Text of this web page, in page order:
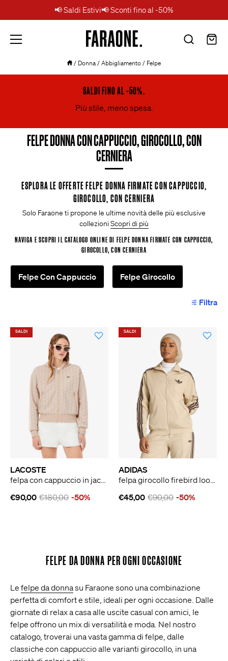
al
📢 Saldi Estivi📢 Sconti fino al -50%
Faraone.
/ Donna/Abbigliamento/ Felpe
SALDI FINO AL -50%.
Più stile, meno spesa.
FELPE DONNA CON CAPPUCCIO, GIROCOLLO, CON
CERNIERA
ESPLORA LE OFFERTE FELPE DONNA FIRMATE CON CAPPUCCIO,
GIROCOLLO, CON CERNIERA
Solo Faraone ti propone le ultime novità delle più esclusive
collezioniScopri di più
NAVIGA E SCOPRI IL CATALOGO ONLINE DI FELPE DONNA FIRMATE CON CAPPUCCIO,
GIROCOLLO, CON CERNIERA
Felpe Con Cappuccio Felpe Girocollo
Filtra
SALDI
LACOSTE
€90,00 €180,00 -50%
SALDI
ADIDAS
€45,00 €90,00 -50%
FELPE DA DONNA PER OGNI OCCASIONE
Le felpe da donna su Faraone sono una combinazione
perfetta di comfort e stile, ideali per ogni occasione. Dalle
giornate di relax a casa alle uscite casual con amici, le
felpe offrono un mix di versatilità e moda. Nel nostro
catalogo, troverai una vasta gamma di felpe, dalle
classiche con cappuccio alle varianti girocollo, in una